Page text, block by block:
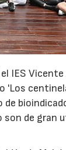
IES
'Los
de gran